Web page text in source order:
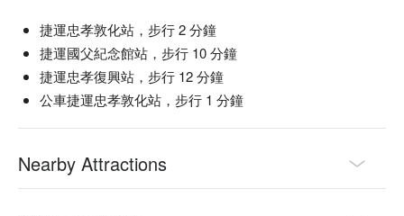
捷運忠孝敦化站，步行 2 分鐘
捷運國父紀念館站，步行 10 分鐘
捷運忠孝復興站，步行 12 分鐘
公車捷運忠孝敦化站，步行 1 分鐘
Nearby Attractions